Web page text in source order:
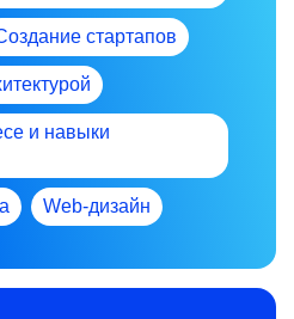
стартапов
и навыки
Web-дизайн